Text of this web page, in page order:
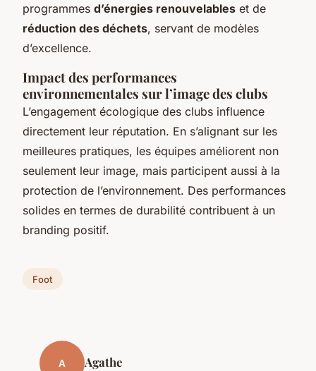
programmes d’énergies renouvelables et de
réduction des déchets, servant de modèles
d’excellence.
Impact des performances
environnementales sur l’image des clubs
L’engagement écologique des clubs influence
directement leur réputation. En s’alignant sur les
meilleures pratiques, les équipes améliorent non
seulement leur image, mais participent aussi à la
protection de l’environnement. Des performances
solides en termes de durabilité contribuent à un
branding positif.
Foot
A Agathe